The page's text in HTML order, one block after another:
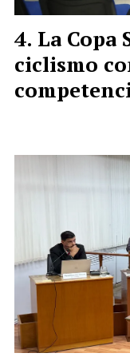
La Copa
ciclismo